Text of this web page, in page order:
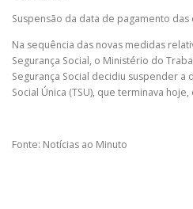
Suspensão da data de pagamento
Na sequência das novas medidas
Segurança Social, o Ministério do
Segurança Social decidiu suspender a
Social Única (TSU), que terminava
Fonte: Notícias ao Minuto